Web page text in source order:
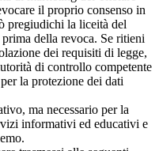
il proprio consenso in
pregiudichi la liceità del
della revoca. Se ritieni
dei requisiti di legge,
di controllo competente
la protezione dei dati
ma necessario per la
informativi ed educativi e